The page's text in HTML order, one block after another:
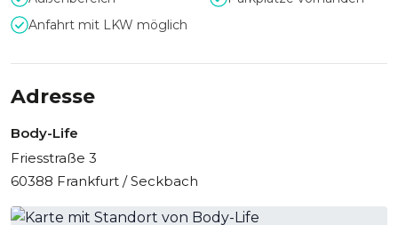
Anfahrt mit LKW möglich
Adresse
Body-Life
Friesstraße 3
60388 Frankfurt / Seckbach